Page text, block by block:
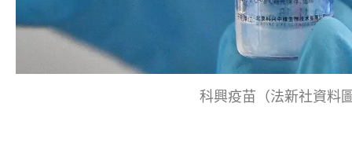
科興疫苗（法新社資料